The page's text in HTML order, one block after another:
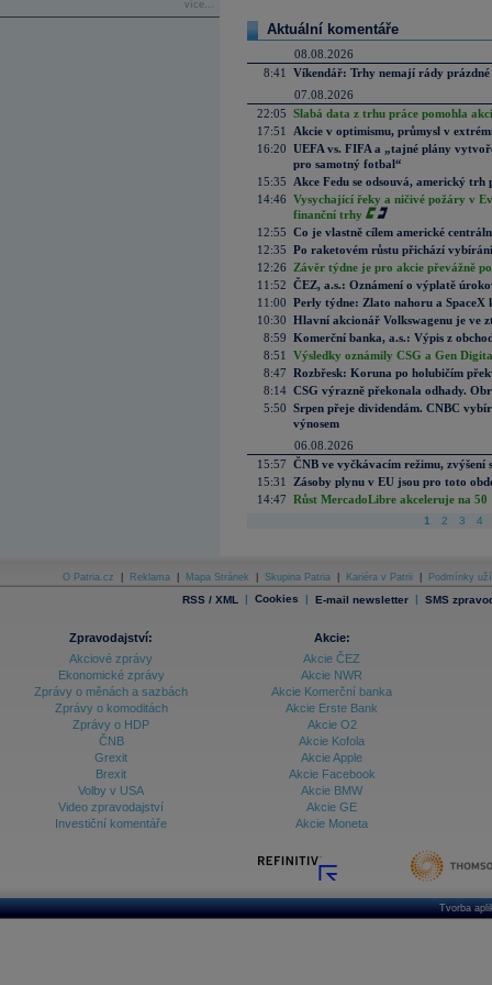
více...
Aktuální komentáře
08.08.2026
8:41
Víkendář: Trhy nemají rády prázdné
07.08.2026
22:05 Slabá data z trhu práce pomohla
17:51
Akcie v optimismu, průmysl v
16:20 UEFA vs. FIFA a „tajné plány
pro samotný fotbal“
15:35
Akce Fedu se odsouvá, americký
14:46 Vysychající řeky a ničivé požáry v
finanční trhy
12:55 Co je vlastně cílem americké
12:35 Po raketovém růstu přichází
12:26
Závěr týdne je pro akcie převážně
11:52 ČEZ, a.s.: Oznámení o výplatě
11:00 Perly týdne: Zlato nahoru a SpaceX
10:30 Hlavní akcionář Volkswagenu je ve
8:59 Komerční banka, a.s.: Výpis z
8:51
Výsledky oznámily CSG a Gen
8:47 Rozbřesk: Koruna po holubičím
8:14 CSG výrazně překonala odhady.
5:50 Srpen přeje dividendám. CNBC
výnosem
06.08.2026
15:57 ČNB ve vyčkávacím režimu, zvýšení
15:31
Zásoby plynu v EU jsou pro toto
14:47 Růst MercadoLibre akceleruje na
1 2 3 4
O Patria.cz Reklama Mapa Stránek Skupina Patria Kariéra v Patrii Podmínky
RSS / XML | Cookies | E-mail newsletter | SMS
Zpravodajství:
Akciové zprávy
Ekonomické zprávy
Zprávy o měnách a sazbách
Zprávy o komoditách
Zprávy o HDP
ČNB
Grexit
Brexit
Volby v USA
Video zpravodajství
Investiční komentáře
Akcie:
Akcie ČEZ
Akcie NWR
Akcie Komerční banka
Akcie Erste Bank
Akcie O2
Akcie Kofola
Akcie Apple
Akcie Facebook
Akcie BMW
Akcie GE
Akcie Moneta
Tvorba